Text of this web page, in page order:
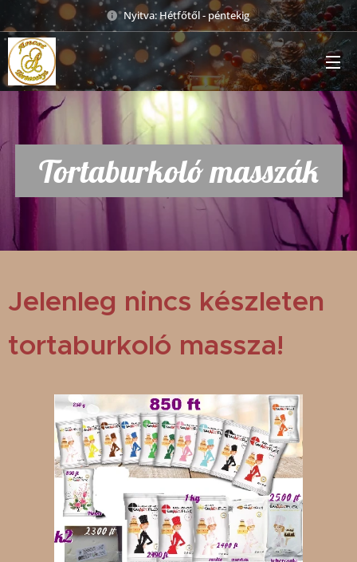
Nyitva: Hétfőtől - péntekig
Tortaburkoló masszák
Jelenleg nincs készleten
tortaburkoló massza!